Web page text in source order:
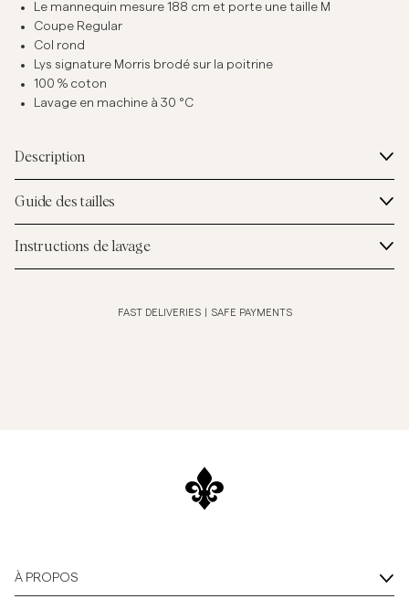
Le mannequin mesure 188 cm et porte une taille M
Coupe Regular
Col rond
Lys signature Morris brodé sur la poitrine
100 % coton
Lavage en machine à 30 °C
Description
Guide des tailles
Instructions de lavage
FAST DELIVERIES SAFE PAYMENTS
À PROPOS